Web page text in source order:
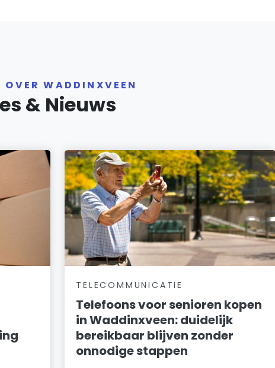
WADDINXVEEN
& Nieuws
TELECOMMUNICATIE
Telefoons voor senioren kopen
in Waddinxveen: duidelijk
bereikbaar blijven zonder
onnodige stappen